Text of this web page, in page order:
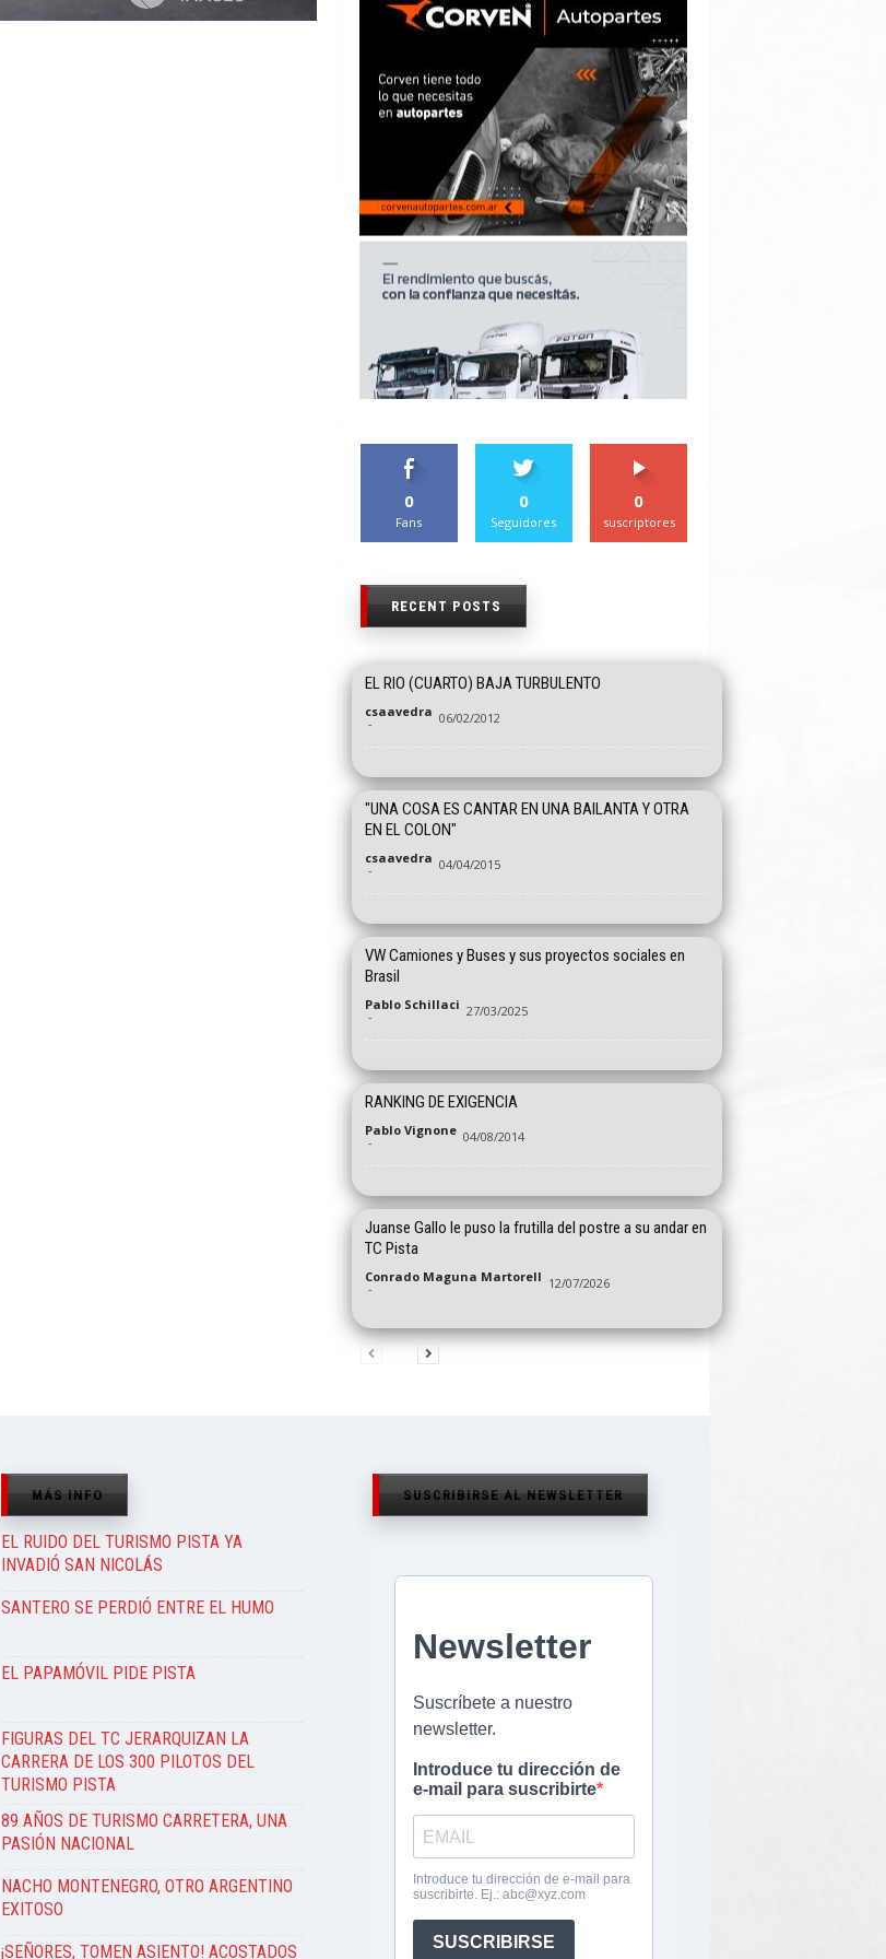
0
Fans
0
Seguidores
0
suscriptores
RECENT POSTS
EL RIO (CUARTO) BAJA TURBULENTO
csaavedra
- 06/02/2012
"UNA COSA ES CANTAR EN UNA BAILANTA Y OTRA
EN EL COLON"
csaavedra
- 04/04/2015
VW Camiones y Buses y sus proyectos sociales en
Brasil
Pablo Schillaci
- 27/03/2025
RANKING DE EXIGENCIA
Pablo Vignone
- 04/08/2014
Juanse Gallo le puso la frutilla del postre a su andar en
TC Pista
Conrado Maguna Martorell
- 12/07/2026
MÁS INFO
EL RUIDO DEL TURISMO PISTA YA
INVADIÓ SAN NICOLÁS
SANTERO SE PERDIÓ ENTRE EL HUMO
EL PAPAMÓVIL PIDE PISTA
FIGURAS DEL TC JERARQUIZAN LA
CARRERA DE LOS 300 PILOTOS DEL
TURISMO PISTA
89 AÑOS DE TURISMO CARRETERA, UNA
PASIÓN NACIONAL
NACHO MONTENEGRO, OTRO ARGENTINO
EXITOSO
¡SEÑORES, TOMEN ASIENTO! ACOSTADOS
SUSCRIBIRSE AL NEWSLETTER